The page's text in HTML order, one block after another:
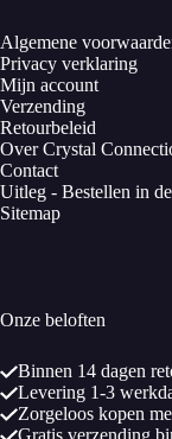
Algemene
Privacy verklaring
Mijn account
Verzending
Retourbeleid
Over Crystal
Contact
Uitleg - Bestellen in
Sitemap
Onze beloften
Binnen 14 dagen
Levering 1-3
Zorgeloos kopen